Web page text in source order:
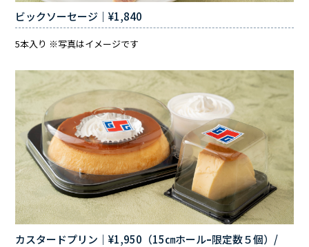
ビックソーセージ｜¥1,840
5本入り ※写真はイメージです
カスタードプリン｜¥1,950（15㎝ホールｰ限定数５個）/